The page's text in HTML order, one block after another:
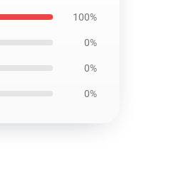
100%
0%
0%
0%